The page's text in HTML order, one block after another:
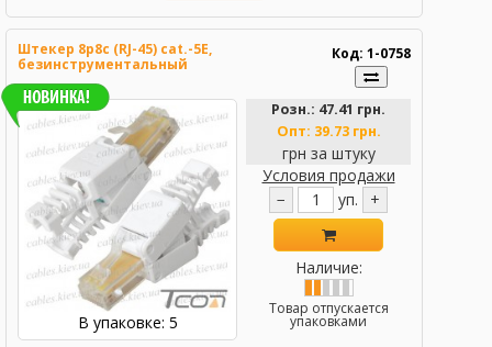
Штекер 8p8c (RJ-45) cat.-5E,
безинструментальный
Код: 1-0758
В упаковке: 5
Розн.: 47.41 грн.
Опт: 39.73 грн.
грн за штуку
Условия продажи
−
уп. +
Наличие:
Товар отпускается
упаковками